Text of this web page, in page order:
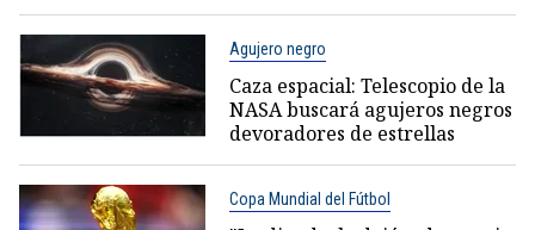
Agujero negro
Caza espacial: Telescopio de la
NASA buscará agujeros negros
devoradores de estrellas
Copa Mundial del Fútbol